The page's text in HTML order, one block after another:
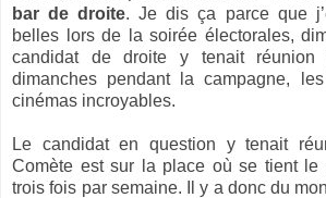
bar de droite. Je dis ça parce que
belles lors de la soirée électorales,
candidat de droite y tenait réunion
dimanches pendant la campagne,
cinémas incroyables.
Le candidat en question y tenait
Comète est sur la place où se tient le
trois fois par semaine. Il y a donc du